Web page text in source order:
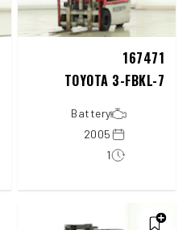
167471
TOYOTA 3-FBKL-7
Battery
2005
1